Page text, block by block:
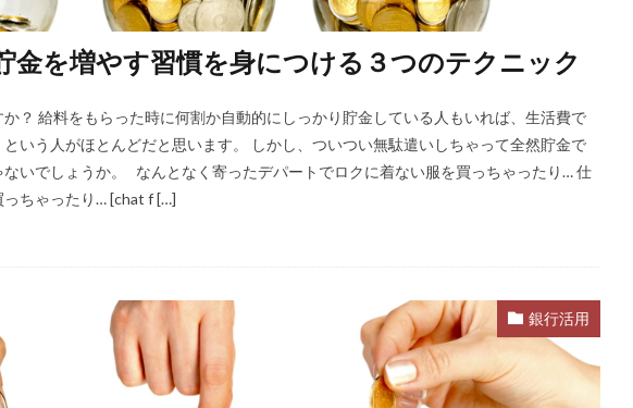
金を増やす習慣を身につける３つのテクニック
？ 給料をもらった時に何割か自動的にしっかり貯金している人もいれば、生活費で
いう人がほとんどだと思います。 しかし、ついつい無駄遣いしちゃって全然貯金で
いでしょうか。 なんとなく寄ったデパートでロクに着ない服を買っちゃったり… 仕
ちゃったり… [chat f […]
銀行活用